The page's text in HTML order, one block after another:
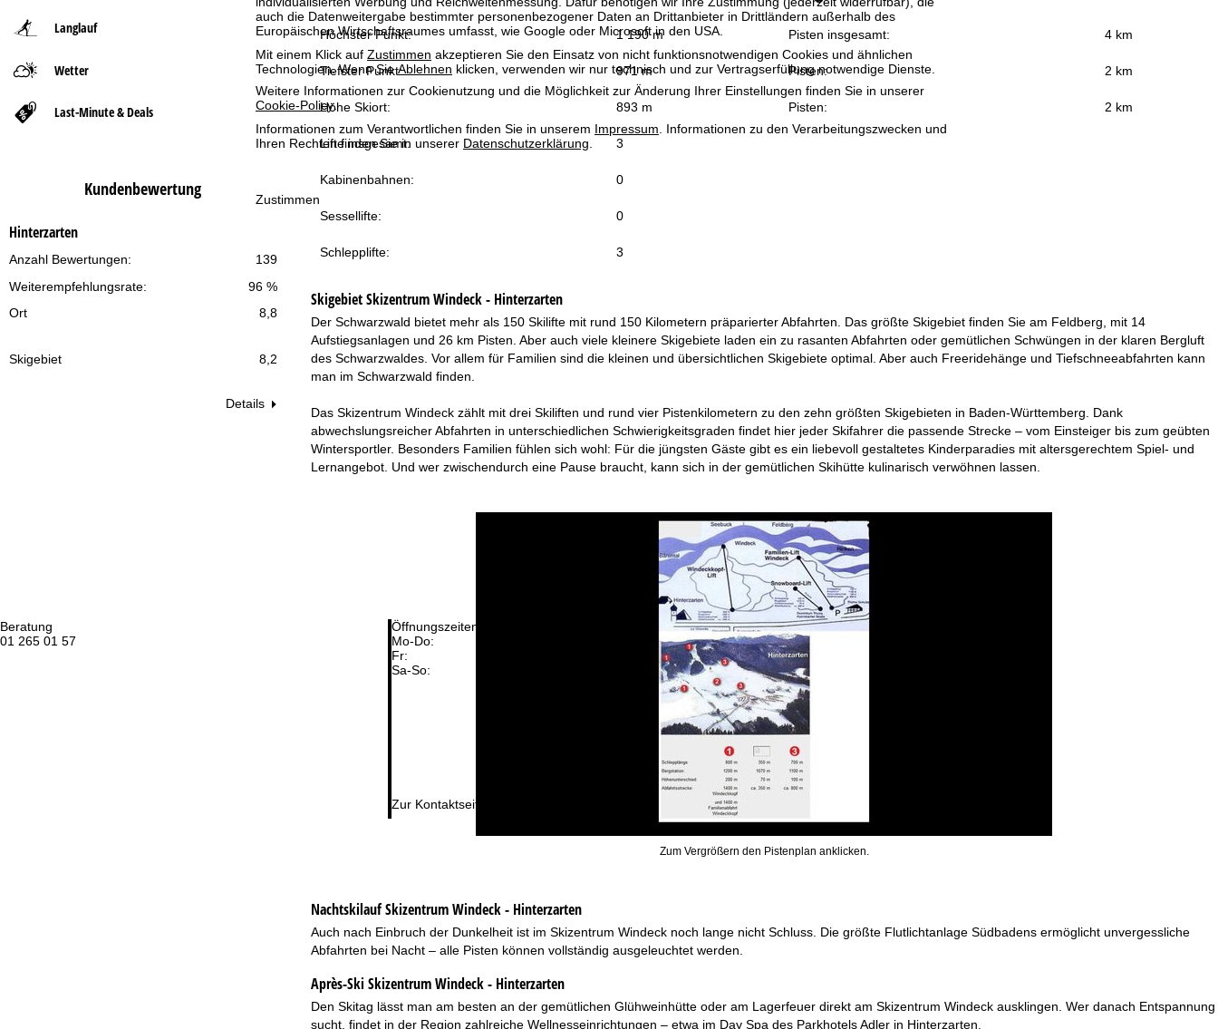
auch die Datenweitergabe bestimmter personenbezogener Daten an Drittanbieter in Drittländern außerhalb des
Europäischen Wirtschaftsraumes umfasst, wie Google oder Microsoft in den USA.
Mit einem Klick auf Zustimmen akzeptieren Sie den Einsatz von nicht funktionsnotwendigen Cookies und ähnlichen
Technologien. Wenn SieAblehnen klicken, verwenden wir nur technisch und zur Vertragserfüllung notwendige Dienste.
Weitere Informationen zur Cookienutzung und die Möglichkeit zur Änderung Ihrer Einstellungen finden Sie in unserer
Cookie-Policy.
Informationen zum Verantwortlichen finden Sie in unserem Impressum . Informationen zu den Verarbeitungszwecken und
Ihren Rechten finden Sie in unserer Datenschutzerklärung
Zustimmen
Beratung
01 265 01 57
Öffnungszeiten
Mo-Do:
Fr:
Sa-So:
Zur Kontaktseite
Langlauf
Wetter
Last-Minute & Deals
Kundenbewertung
Hinterzarten
139
Anzahl Bewertungen:
96 %
Weiterempfehlungsrate:
Ort
8,8
Skigebiet 8,2
Details
t
s
e
i
t
e
Höchster Punkt: 1 190 m Pisten insgesamt: 4 km
Tiefster Punkt: 971 m Pisten: 2 km
Höhe Skiort: 893 m Pisten: 2 km
Lifte insgesamt: 3
Kabinenbahnen: 0
Sessellifte: 0
Schlepplifte: 3
SkigebietSkizentrum Windeck - Hinterzarten
Der Schwarzwald bietet mehr als 150 Skilifte mit rund 150 Kilometern präparierter Abfahrten. Das größte Skigebiet finden Sie am Feldberg, mit 14
Aufstiegsanlagen und 26 km Pisten. Aber auch viele kleinere Skigebiete laden ein zu rasanten Abfahrten oder gemütlichen Schwüngen in der klaren Bergluft
des Schwarzwaldes. Vor allem für Familien sind die kleinen und übersichtlichen Skigebiete optimal. Aber auch Freeridehänge und Tiefschneeabfahrten kann
man im Schwarzwald finden.
Das Skizentrum Windeck zählt mit drei Skiliften und rund vier Pistenkilometern zu den zehn größten Skigebieten in Baden-Württemberg. Dank
abwechslungsreicher Abfahrten in unterschiedlichen Schwierigkeitsgraden findet hier jeder Skifahrer die passende Strecke – vom Einsteiger bis zum geübten
Wintersportler. Besonders Familien fühlen sich wohl: Für die jüngsten Gäste gibt es ein liebevoll gestaltetes Kinderparadies mit altersgerechtem Spiel- und
Lernangebot. Und wer zwischendurch eine Pause braucht, kann sich in der gemütlichen Skihütte kulinarisch verwöhnen lassen.
Zum Vergrößern den Pistenplan anklicken.
NachtskilaufSkizentrum Windeck - Hinterzarten
Auch nach Einbruch der Dunkelheit ist im Skizentrum Windeck noch lange nicht Schluss. Die größte Flutlichtanlage Südbadens ermöglicht unvergessliche
Abfahrten bei Nacht – alle Pisten können vollständig ausgeleuchtet werden.
Après-Ski Skizentrum Windeck - Hinterzarten
Den Skitag lässt man am besten an der gemütlichen Glühweinhütte oder am Lagerfeuer direkt am Skizentrum Windeck ausklingen. Wer danach Entspannung
sucht, findet in der Region zahlreiche Wellnesseinrichtungen – etwa im Day Spa des Parkhotels Adler in Hinterzarten.